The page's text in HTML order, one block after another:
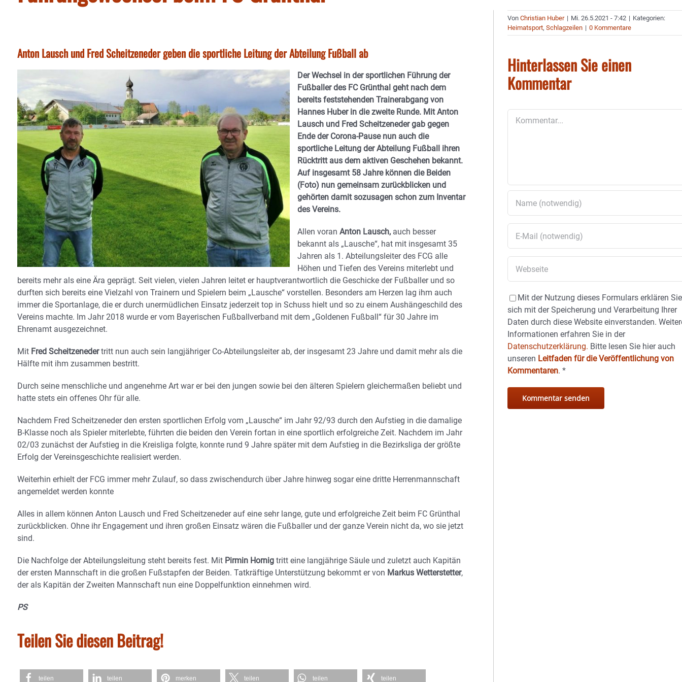
Anton Lausch und Fred Scheitzeneder geben die sportliche Leitung der Abteilung Fußball ab
Der Wechsel in der sportlichen Führung der
Fußballer des FC Grünthal geht nach dem
bereits feststehenden Trainerabgang von
Hannes Huber in die zweite Runde. Mit Anton
Lausch und Fred Scheitzeneder gab gegen
Ende der Corona-Pause nun auch die
sportliche Leitung der Abteilung Fußball ihren
Rücktritt aus dem aktiven Geschehen bekannt.
Auf insgesamt 58 Jahre können die Beiden
(Foto) nun gemeinsam zurückblicken und
gehörten damit sozusagen schon zum Inventar
des Vereins.
Allen voran Anton Lausch, auch besser
bekannt als „Lausche“, hat mit insgesamt 35
Jahren als 1. Abteilungsleiter des FCG alle
Höhen und Tiefen des Vereins miterlebt und
bereits mehr als eine Ära geprägt. Seit vielen, vielen Jahren leitet er hauptverantwortlich die Geschicke der Fußballer und so
durften sich bereits eine Vielzahl von Trainern und Spielern beim „Lausche“ vorstellen. Besonders am Herzen lag ihm auch
immer die Sportanlage, die er durch unermüdlichen Einsatz jederzeit top in Schuss hielt und so zu einem Aushängeschild des
Vereins machte. Im Jahr 2018 wurde er vom Bayerischen Fußballverband mit dem „Goldenen Fußball“ für 30 Jahre im
Ehrenamt ausgezeichnet.
Mit Fred Scheitzenedertritt nun auch sein langjähriger Co-Abteilungsleiter ab, der insgesamt 23 Jahre und damit mehr als die
Hälfte mit ihm zusammen bestritt.
Durch seine menschliche und angenehme Art war er bei den jungen sowie bei den älteren Spielern gleichermaßen beliebt und
hatte stets ein offenes Ohr für alle.
Nachdem Fred Scheitzeneder den ersten sportlichen Erfolg vom „Lausche“ im Jahr 92/93 durch den Aufstieg in die damalige
B-Klasse noch als Spieler miterlebte, führten die beiden den Verein fortan in eine sportlich erfolgreiche Zeit. Nachdem im Jahr
02/03 zunächst der Aufstieg in die Kreisliga folgte, konnte rund 9 Jahre später mit dem Aufstieg in die Bezirksliga der größte
Erfolg der Vereinsgeschichte realisiert werden.
Weiterhin erhielt der FCG immer mehr Zulauf, so dass zwischendurch über Jahre hinweg sogar eine dritte Herrenmannschaft
angemeldet werden konnte
Alles in allem können Anton Lausch und Fred Scheitzeneder auf eine sehr lange, gute und erfolgreiche Zeit beim FC Grünthal
zurückblicken. Ohne ihr Engagement und ihren großen Einsatz wären die Fußballer und der ganze Verein nicht da, wo sie jetzt
sind.
Die Nachfolge der Abteilungsleitung steht bereits fest. Mit Pirmin Hornig tritt eine langjährige Säule und zuletzt auch Kapitän
der ersten Mannschaft in die großen Fußstapfen der Beiden. Tatkräftige Unterstützung bekommt er von Markus Wetterstetter,
der als Kapitän der Zweiten Mannschaft nun eine Doppelfunktion einnehmen wird.
PS
Teilen Sie diesen Beitrag!
teilen teilen merken teilen teilen teilen
VonChristian Huber | Mi. 26.5.2021 - 7:42 | Kategorien:
Heimatsport,Schlagzeilen | 0 Kommentare
Hinterlassen Sie einen
Kommentar
Mit der Nutzung dieses Formulars erklären Sie
sich mit der Speicherung und Verarbeitung Ihrer
Daten durch diese Website einverstanden.
Informationen erfahren Sie in der
Datenschutzerklärung. Bitte lesen Sie hier auch
unseren Leitfaden für die Veröffentlichung von
Kommentaren.*